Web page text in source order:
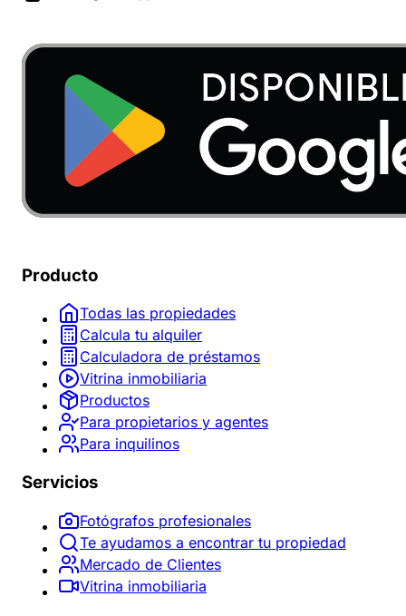
Producto
Todas las propiedades
Calcula tu alquiler
Calculadora de préstamos
Vitrina inmobiliaria
Productos
Para propietarios y agentes
Para inquilinos
Servicios
Fotógrafos profesionales
Te ayudamos a encontrar tu propiedad
Mercado de Clientes
Vitrina inmobiliaria